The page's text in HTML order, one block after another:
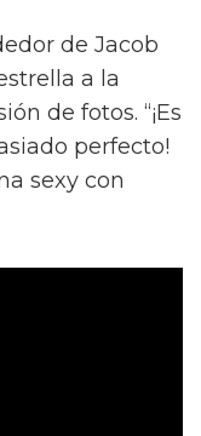
de Jacob
a la
de fotos. “¡Es
perfecto!
sexy con